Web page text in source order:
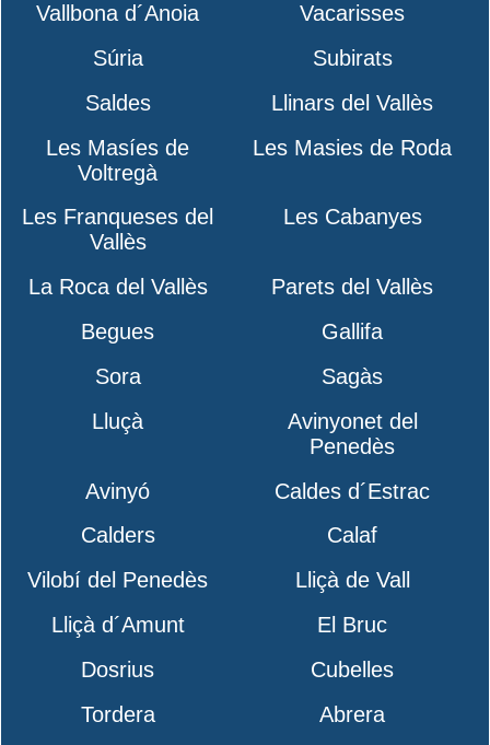
Vallbona d´Anoia
Vacarisses
Súria
Subirats
Saldes
Llinars del Vallès
Les Masíes de
Voltregà
Les Masies de Roda
Les Franqueses del
Vallès
Les Cabanyes
La Roca del Vallès
Parets del Vallès
Begues
Gallifa
Sora
Sagàs
Lluçà
Avinyonet del
Penedès
Avinyó
Caldes d´Estrac
Calders
Calaf
Vilobí del Penedès
Lliçà de Vall
Lliçà d´Amunt
El Bruc
Dosrius
Cubelles
Tordera
Abrera